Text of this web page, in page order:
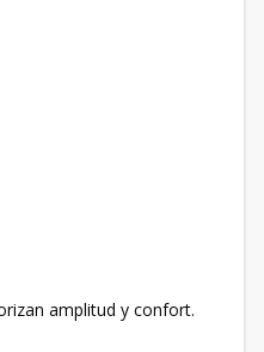
amplitud y confort.